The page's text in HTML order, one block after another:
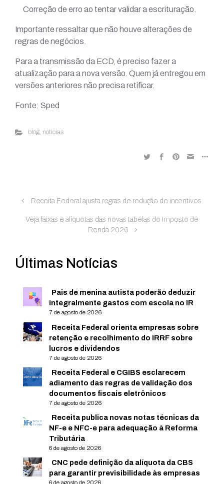
Correção de erro ao tentar validar a escrituração.
Importante ressaltar que não houve alterações de
regras de negócios.
Para a transmissão da ECD, é preciso fazer a
atualização para a nova versão. Quem já entregou em
versões anteriores não precisa retificar.
Fonte: Sped
blog, noticias
Receita Federal ajusta regras de redução de incentivos
Veja faixas e alíquotas das novas tabelas do Imposto de
Renda 2026
Últimas Notícias
Pais de menina autista poderão deduzir
integralmente gastos com escola no IR
7 de agosto de 2026
Receita Federal orienta empresas sobre
retenção e recolhimento do IRRF sobre
lucros e dividendos
7 de agosto de 2026
Receita Federal e CGIBS esclarecem
adiamento das regras de validação dos
documentos fiscais eletrônicos
7 de agosto de 2026
Receita publica novas notas técnicas da
NF-e e NFC-e para adequação à Reforma
Tributária
6 de agosto de 2026
CNC pede definição da alíquota da CBS
para garantir previsibilidade às empresas
6 de agosto de 2026